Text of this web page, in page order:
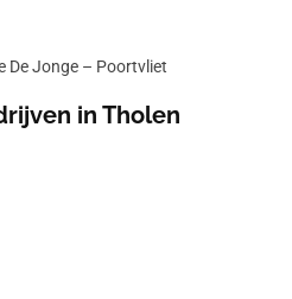
De Jonge – Poortvliet
in Tholen